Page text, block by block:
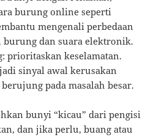
burung online seperti
mengenali perbedaan
burung dan suara elektronik.
prioritaskan keselamatan.
sinyal awal kerusakan
pada masalah besar.
bunyi “kicau” dari pengisi
dan jika perlu, buang atau